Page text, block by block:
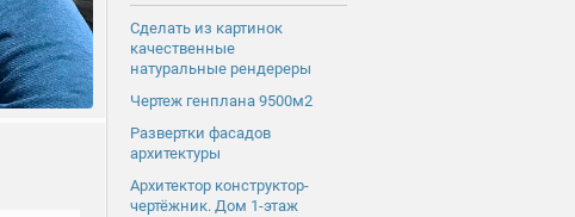
Сделать из картинок
качественные
натуральные рендереры
Чертеж генплана 9500м2
Развертки фасадов
архитектуры
Архитектор конструктор-
чертёжник. Дом 1-этаж